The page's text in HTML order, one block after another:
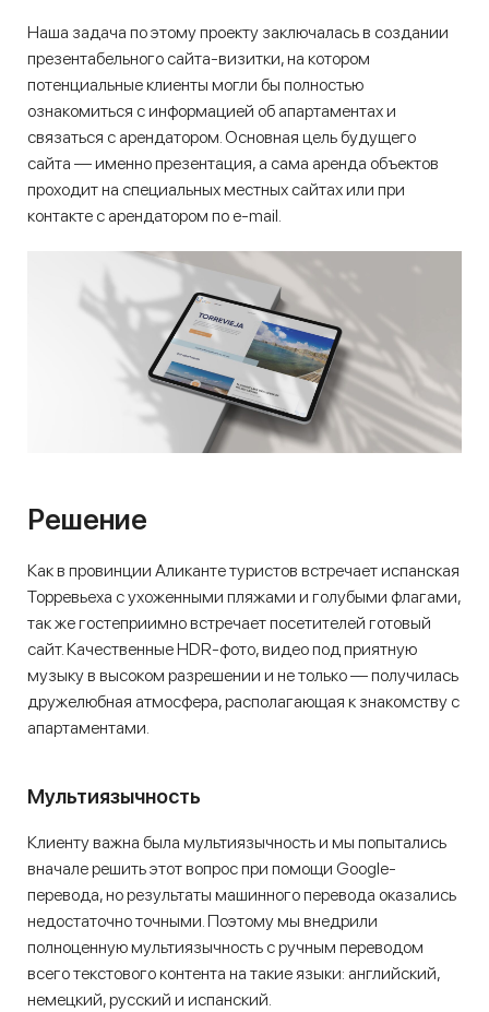
Наша задача по этому проекту заключалась в создании
презентабельного сайта-визитки, на котором
потенциальные клиенты могли бы полностью
ознакомиться с информацией об апартаментах и
связаться с арендатором. Основная цель будущего
сайта — именно презентация, а сама аренда объектов
проходит на специальных местных сайтах или при
контакте с арендатором по e-mail.
Решение
Как в провинции Аликанте туристов встречает испанская
Торревьеха с ухоженными пляжами и голубыми флагами,
так же гостеприимно встречает посетителей готовый
сайт. Качественные HDR-фото, видео под приятную
музыку в высоком разрешении и не только — получилась
дружелюбная атмосфера, располагающая к знакомству с
апартаментами.
Мультиязычность
Клиенту важна была мультиязычность и мы попытались
вначале решить этот вопрос при помощи Google-
перевода, но результаты машинного перевода оказались
недостаточно точными. Поэтому мы внедрили
полноценную мультиязычность с ручным переводом
всего текстового контента на такие языки: английский,
немецкий, русский и испанский.